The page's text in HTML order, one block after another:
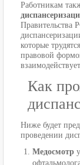
Работникам
Правительства
которые
правовой
Как
Ниже будет
проведении
Медосмотр